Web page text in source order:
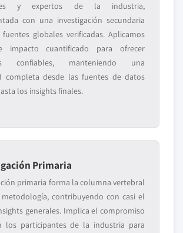
y expertos de la industria,
con una investigación secundaria
globales verificadas. Aplicamos
impacto cuantificado para ofrecer
confiables, manteniendo una
completa desde las fuentes de datos
los insights finales.
Primaria
primaria forma la columna vertebral
contribuyendo con casi el
generales. Implica el compromiso
los participantes de la industria para